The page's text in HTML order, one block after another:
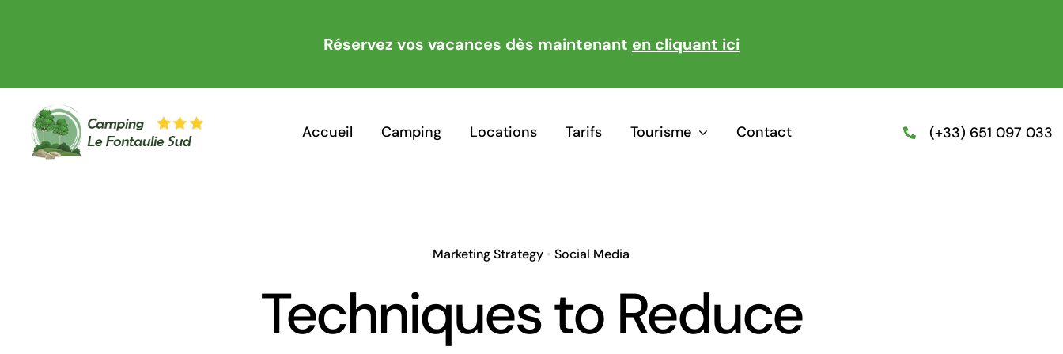
Réservez vos vacances dès maintenant en cliquant ici
Accueil Camping Locations Tarifs Tourisme Contact (+33) 651 097 033
Marketing Strategy •Social Media
Techniques to Reduce